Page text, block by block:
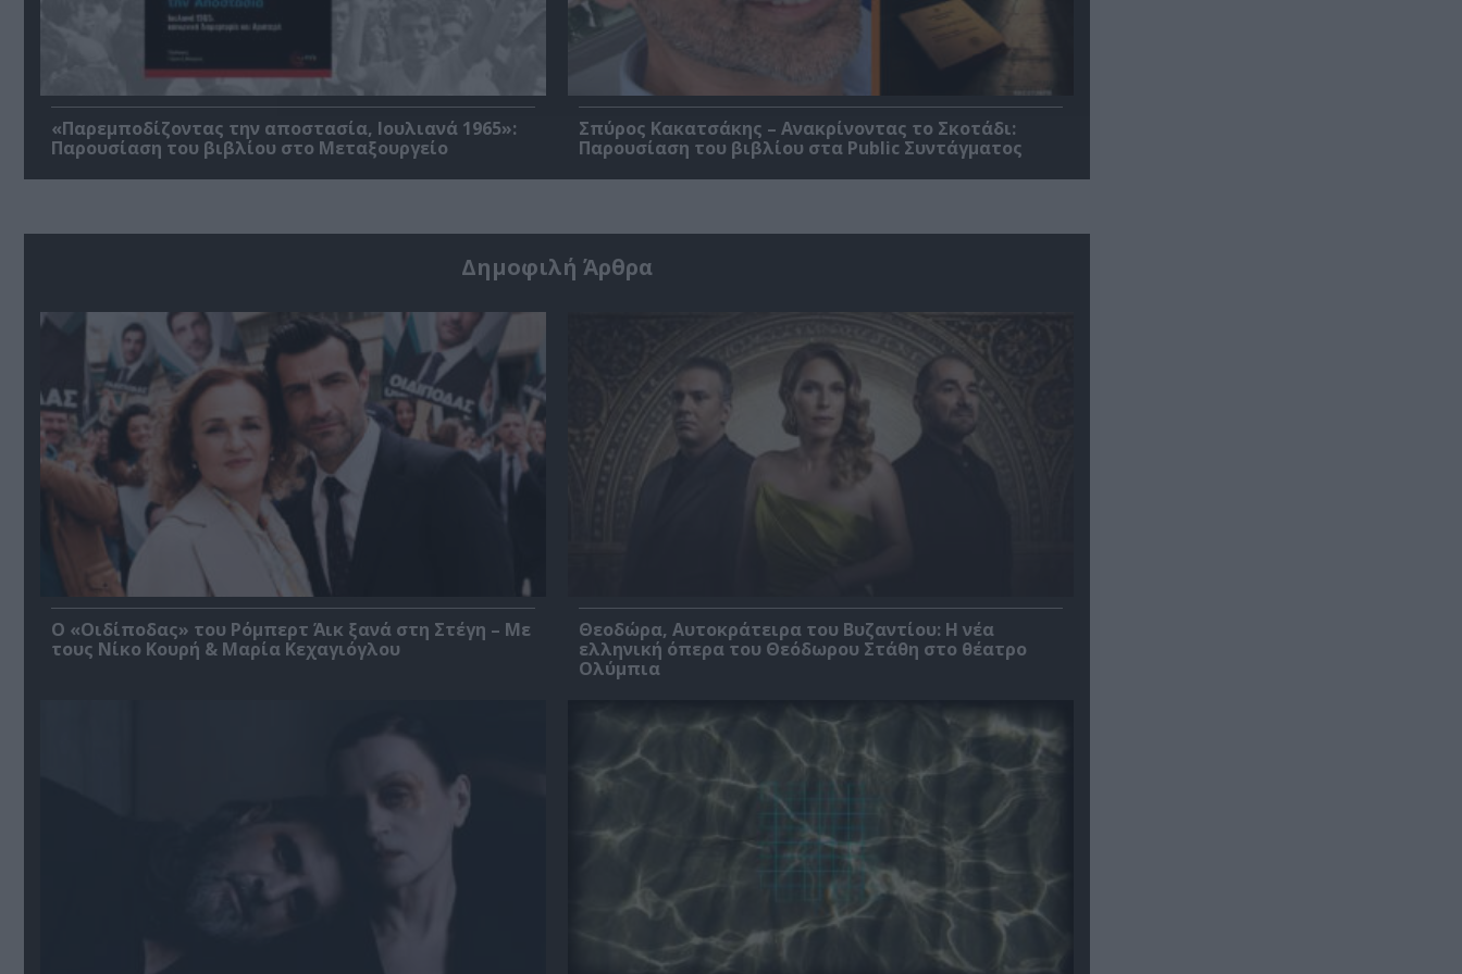
«Παρεμποδίζοντας την αποστασία, Ιουλιανά 1965»:
Παρουσίαση του βιβλίου στο Μεταξουργείο
Σπύρος Κακατσάκης – Ανακρίνοντας το Σκοτάδι:
Παρουσίαση του βιβλίου στα Public Συντάγματος
Δημοφιλή Άρθρα
O «Οιδίποδας» του Ρόμπερτ Άικ ξανά στη Στέγη – Με
τους Νίκο Κουρή & Μαρία Κεχαγιόγλου
Θεοδώρα, Αυτοκράτειρα του Βυζαντίου: Η νέα
ελληνική όπερα του Θεόδωρου Στάθη στο θέατρο
Ολύμπια